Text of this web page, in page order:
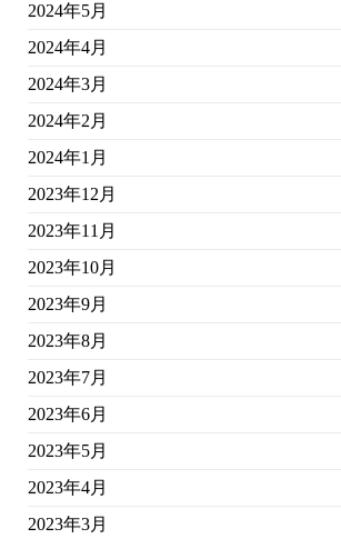
2024年5月
2024年4月
2024年3月
2024年2月
2024年1月
2023年12月
2023年11月
2023年10月
2023年9月
2023年8月
2023年7月
2023年6月
2023年5月
2023年4月
2023年3月